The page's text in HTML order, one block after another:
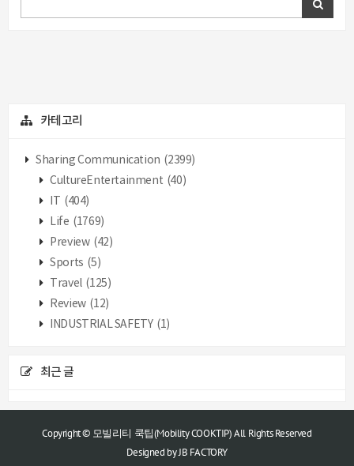
카테고리
Sharing Communication (2399)
CultureEntertainment (40)
IT
(404)
Life (1769)
Preview (42)
Sports (5)
Travel (125)
Review (12)
INDUSTRIAL SAFETY (1)
최근 글
Copyright © 모빌리티 쿡팁(Mobility COOKTIP) All Rights Reserved
Designed byJB FACTORY